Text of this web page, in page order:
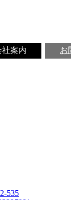
社案内 お
535